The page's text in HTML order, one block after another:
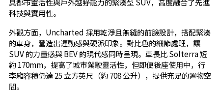
科技與實用性。
外觀方面，Uncharted 採用乾淨且無縫的前臉設計，搭配緊湊
的車身，營造出運動感與硬派印象。對比色的細節處理，讓
SUV 的力量感與 BEV 的現代感同時呈現。車長比 Solterra 短
約 170mm，提高了城市駕駛靈活性，但即便後座使用中，行
李廂容積仍達 25 立方英尺（約 708 公升），提供充足的置物空
間。